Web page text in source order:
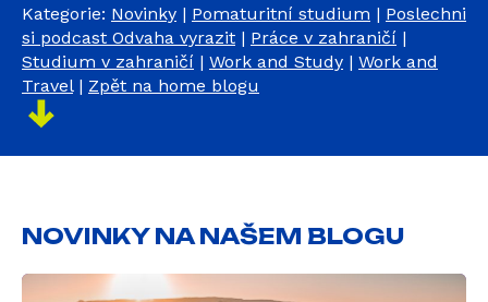
Kategorie: Novinky | Pomaturitní studium | Poslechni
si podcast Odvaha vyrazit | Práce v zahraničí |
Studium v zahraničí | Work and Study | Work and
Travel| Zpět na home blogu
NOVINKY NA NAŠEM BLOGU